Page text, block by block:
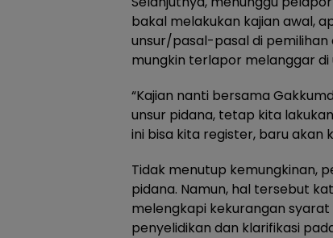
bakal melakukan kajian awal,
unsur/pasal-pasal di
mungkin terlapor melanggar
“Kajian nanti bersama
unsur pidana, tetap kita
ini bisa kita register, baru akan
Tidak menutup kemungkinan,
pidana. Namun, hal tersebut
melengkapi kekurangan
penyelidikan dan klarifikasi